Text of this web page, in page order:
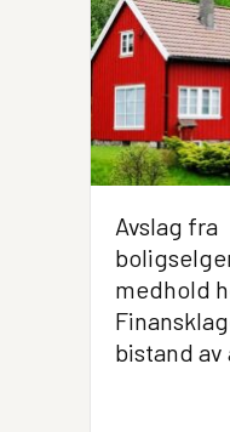
Avslag fra
medhold
bistand av